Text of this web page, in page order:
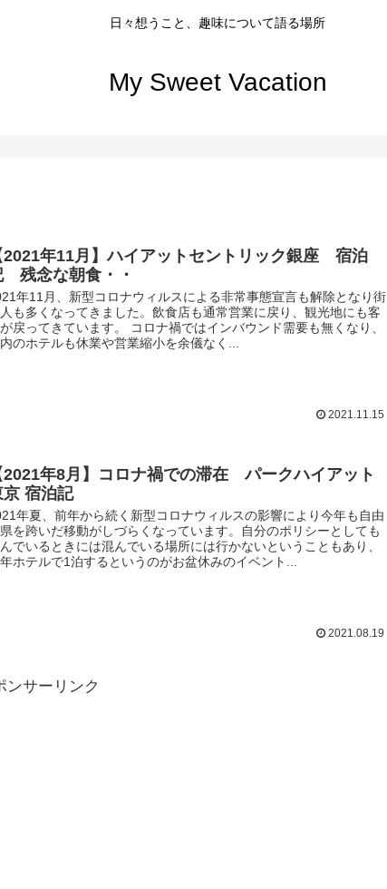
日々想うこと、趣味について語る場所
My Sweet Vacation
2021年11月】ハイアットセントリック銀座 宿泊
残念な朝食・・
年11月、新型コロナウィルスによる非常事態宣言も解除となり街
も多くなってきました。飲食店も通常営業に戻り、観光地にも客
戻ってきています。 コロナ禍ではインバウンド需要も無くなり、
のホテルも休業や営業縮小を余儀なく...
2021.11.15
2021年8月】コロナ禍での滞在 パークハイアット
京 宿泊記
年夏、前年から続く新型コロナウィルスの影響により今年も自由
を跨いだ移動がしづらくなっています。自分のポリシーとしても
でいるときには混んでいる場所には行かないということもあり、
ホテルで1泊するというのがお盆休みのイベント...
2021.08.19
ンサーリンク